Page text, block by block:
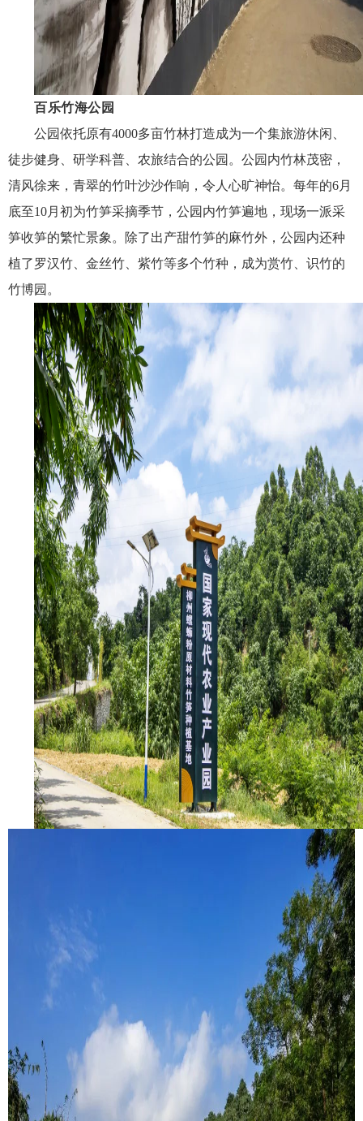
百乐竹海公园
公园依托原有4000多亩竹林打造成为一个集旅游休闲、
徒步健身、研学科普、农旅结合的公园。公园内竹林茂密，
清风徐来，青翠的竹叶沙沙作响，令人心旷神怡。每年的6月
底至10月初为竹笋采摘季节，公园内竹笋遍地，现场一派采
笋收笋的繁忙景象。除了出产甜竹笋的麻竹外，公园内还种
植了罗汉竹、金丝竹、紫竹等多个竹种，成为赏竹、识竹的
竹博园。